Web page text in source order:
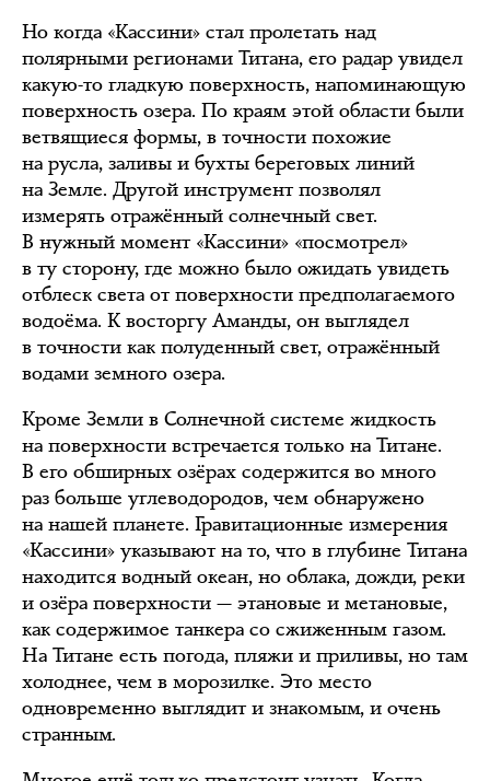
Но когда «Кассини» стал пролетать над
полярными регионами Титана, его радар увидел
какую-то гладкую поверхность, напоминающую
поверхность озера. По краям этой области были
ветвящиеся формы, в точности похожие
на русла, заливы и бухты береговых линий
на Земле. Другой инструмент позволял
измерять отражённый солнечный свет.
В нужный момент «Кассини» «посмотрел»
в ту сторону, где можно было ожидать увидеть
отблеск света от поверхности предполагаемого
водоёма. К восторгу Аманды, он выглядел
в точности как полуденный свет, отражённый
водами земного озера.
Кроме Земли в Солнечной системе жидкость
на поверхности встречается только на Титане.
В его обширных озёрах содержится во много
раз больше углеводородов, чем обнаружено
на нашей планете. Гравитационные измерения
«Кассини» указывают на то, что в глубине Титана
находится водный океан, но облака, дожди, реки
и озёра поверхности — этановые и метановые,
как содержимое танкера со сжиженным газом.
На Титане есть погода, пляжи и приливы, но там
холоднее, чем в морозилке. Это место
одновременно выглядит и знакомым, и очень
странным.